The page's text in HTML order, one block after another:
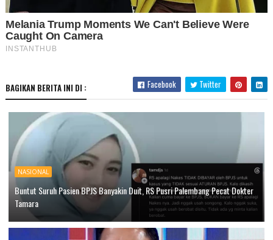
BAGIKAN BERITA INI DI : Facebook Twitter
NASIONAL
Buntut Suruh Pasien BPJS Banyakin Duit, RS Pusri Palembang Pecat Dokter
Tamara